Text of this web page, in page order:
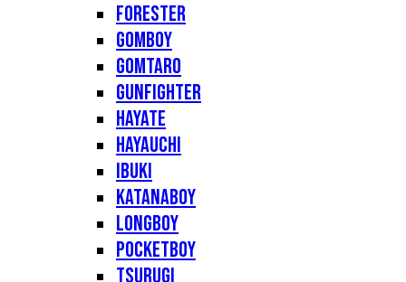
Forester
Gomboy
Gomtaro
Gunfighter
Hayate
Hayauchi
Ibuki
Katanaboy
Longboy
Pocketboy
Tsurugi